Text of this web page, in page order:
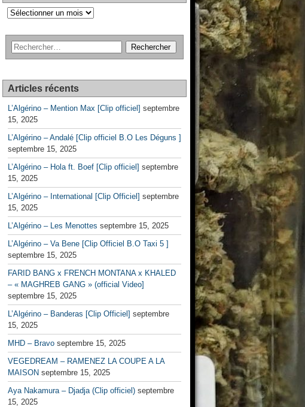
Archives
Articles récents
L’Algérino – Mention Max [Clip officiel] septembre
15, 2025
L’Algérino – Andalé [Clip officiel B.O Les Déguns ]
septembre 15, 2025
L’Algérino – Hola ft. Boef [Clip officiel] septembre
15, 2025
L’Algérino – International [Clip Officiel] septembre
15, 2025
L’Algérino – Les Menottes septembre 15, 2025
L’Algérino – Va Bene [Clip Officiel B.O Taxi 5 ]
septembre 15, 2025
FARID BANG x FRENCH MONTANA x KHALED
– « MAGHREB GANG » (official Video]
septembre 15, 2025
L’Algérino – Banderas [Clip Officiel] septembre
15, 2025
MHD – Bravo septembre 15, 2025
VEGEDREAM – RAMENEZ LA COUPE A LA
MAISON septembre 15, 2025
Aya Nakamura – Djadja (Clip officiel) septembre
15, 2025